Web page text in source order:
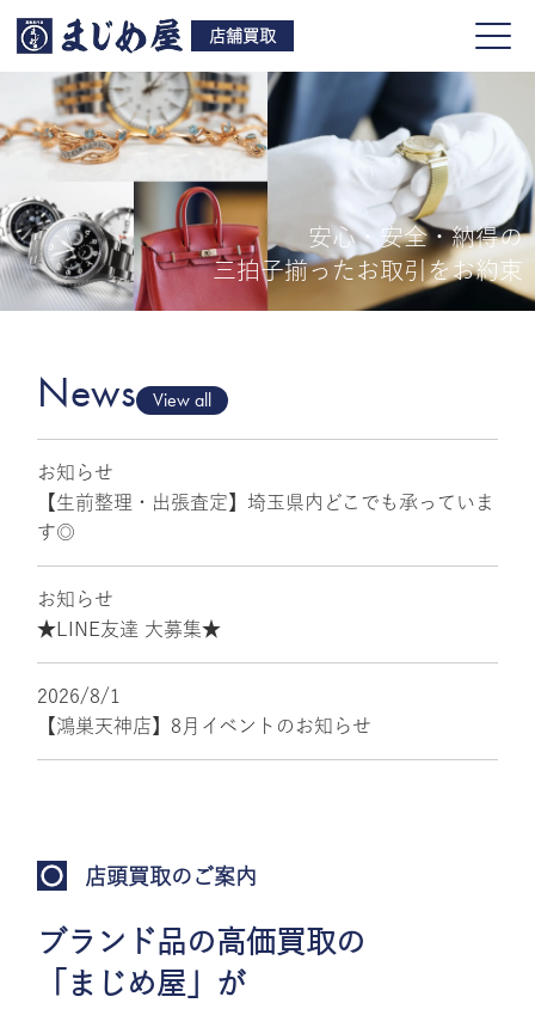
店舗買取
買取品目
店舗一覧
安心・安全・納得の
三拍子揃ったお取引をお約束
News View all
お知らせ
【生前整理・出張査定】埼玉県内どこでも承っていま
す◎
お知らせ
★LINE友達 大募集★
2026/8/1
【鴻巣天神店】8月イベントのお知らせ
店頭買取のご案内
ブランド品の高価買取の
「まじめ屋」が